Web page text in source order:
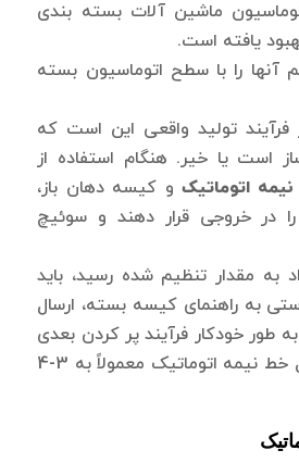
ماشین آلات بسته بندی
یافته است.
آنها را با سطح اتوماسیون بسته
تولید واقعی این است که
است یا خیر. هنگام استفاده از
اتوماتیکو کیسه دهان باز،
در خروجی قرار دهند و سوئیچ
به مقدار تنظیم شده رسید، باید
به راهنمای کیسه بسته، ارسال
خودکار فرآیند پر کردن بعدی
را تکمیل می کند. کل خط نیمه اتوماتیک معمولاً به 3-4